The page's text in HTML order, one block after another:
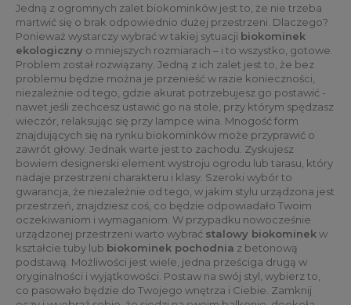
Jedną z ogromnych zalet biokominków jest to, że nie trzeba
martwić się o brak odpowiednio dużej przestrzeni. Dlaczego?
Ponieważ wystarczy wybrać w takiej sytuacji biokominek
ekologiczny o mniejszych rozmiarach – i to wszystko, gotowe.
Problem został rozwiązany. Jedną z ich zalet jest to, że bez
problemu będzie można je przenieść w razie konieczności,
niezależnie od tego, gdzie akurat potrzebujesz go postawić -
nawet jeśli zechcesz ustawić go na stole, przy którym spędzasz
wieczór, relaksując się przy lampce wina. Mnogość form
znajdujących się na rynku biokominków może przyprawić o
zawrót głowy. Jednak warte jest to zachodu. Zyskujesz
bowiem designerski element wystroju ogrodu lub tarasu, który
nadaje przestrzeni charakteru i klasy. Szeroki wybór to
gwarancja, że niezależnie od tego, w jakim stylu urządzona jest
przestrzeń, znajdziesz coś, co będzie odpowiadało Twoim
oczekiwaniom i wymaganiom. W przypadku nowocześnie
urządzonej przestrzeni warto wybrać stalowy biokominekw
kształcie tuby lub biokominek pochodnia z betonową
podstawą. Możliwości jest wiele, jedna prześciga drugą w
oryginalności i wyjątkowości. Postaw na swój styl, wybierz to,
co pasowało będzie do Twojego wnętrza i Ciebie. Zamknij